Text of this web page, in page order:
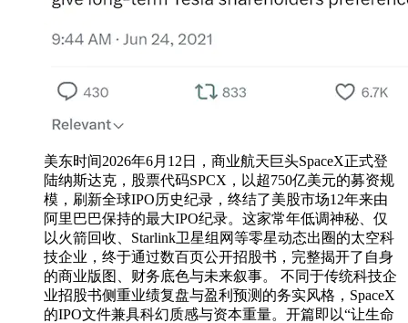
美东时间2026年6月12日，商业航天巨头SpaceX正式登
陆纳斯达克，股票代码SPCX，以超750亿美元的募资规
模，刷新全球IPO历史纪录，终结了美股市场12年来由
阿里巴巴保持的最大IPO纪录。这家常年低调神秘、仅
以火箭回收、Starlink卫星组网等零星动态出圈的太空科
技企业，终于通过数百页公开招股书，完整揭开了自身
的商业版图、财务底色与未来叙事。 不同于传统科技企
业招股书侧重业绩复盘与盈利预测的务实风格，SpaceX
的IPO文件兼具科幻质感与资本重量。开篇即以“让生命